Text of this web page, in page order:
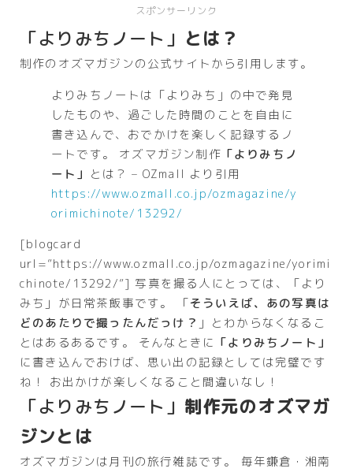
スポンサーリンク
「よりみちノート」 とは？
制作のオズマガジンの公式サイトから引用します。
よりみちノートは「よりみち」の中で発見
したものや、過ごした時間のことを自由に
書き込んで、おでかけを楽しく記録するノ
ートです。 オズマガジン制作 「よりみちノ
ート」 とは？ – OZmall より引用
https://www.ozmall.co.jp/ozmagazine/y
orimichinote/13292/
[blogcard
url=”https://www.ozmall.co.jp/ozmagazine/yorimi
chinote/13292/”] 写真を撮る人にとっては、「より
みち」が日常茶飯事です。
「そういえば、あの写真は
どのあたりで撮ったんだっけ？ 」とわからなくなるこ
とはあるあるです。 そんなときに 「よりみちノート」
に書き込んでおけば、思い出の記録としては完璧です
ね！ お出かけが楽しくなること間違いなし！
「よりみちノート」 制作元のオズマガ
ジンとは
オズマガジンは月刊の旅行雑誌です。 毎年鎌倉・湘南